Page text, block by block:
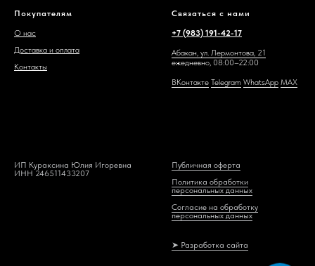
Покупателям
О нас
Доставка и оплата
Контакты
Связаться с нами
+7 (983) 191-42-17
Абакан, ул. Лермонтова, 21
ежедневно, 08:00–22:00
ВКонтакте Telegram WhatsApp MAX
ИП Кураксина Юлия Игоревна
ИНН 246511433207
Публичная оферта
Политика обработки
персональных данных
Согласие на обработку
персональных данных
➤ Разработка сайта